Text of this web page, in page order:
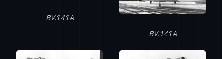
BV.141A
BV.141A